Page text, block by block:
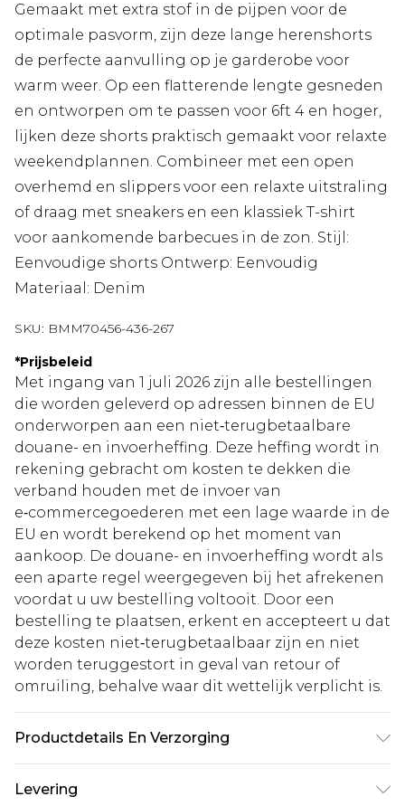
Gemaakt met extra stof in de pijpen voor de
optimale pasvorm, zijn deze lange herenshorts
de perfecte aanvulling op je garderobe voor
warm weer. Op een flatterende lengte gesneden
en ontworpen om te passen voor 6ft 4 en hoger,
lijken deze shorts praktisch gemaakt voor relaxte
weekendplannen. Combineer met een open
overhemd en slippers voor een relaxte uitstraling
of draag met sneakers en een klassiek T-shirt
voor aankomende barbecues in de zon. Stijl:
Eenvoudige shorts Ontwerp: Eenvoudig
Materiaal: Denim
SKU: BMM70456-436-267
*Prijsbeleid
Met ingang van 1 juli 2026 zijn alle bestellingen
die worden geleverd op adressen binnen de EU
onderworpen aan een niet‑terugbetaalbare
douane- en invoerheffing. Deze heffing wordt in
rekening gebracht om kosten te dekken die
verband houden met de invoer van
e‑commercegoederen met een lage waarde in de
EU en wordt berekend op het moment van
aankoop. De douane- en invoerheffing wordt als
een aparte regel weergegeven bij het afrekenen
voordat u uw bestelling voltooit. Door een
bestelling te plaatsen, erkent en accepteert u dat
deze kosten niet‑terugbetaalbaar zijn en niet
worden teruggestort in geval van retour of
omruiling, behalve waar dit wettelijk verplicht is.
Productdetails En Verzorging
Levering